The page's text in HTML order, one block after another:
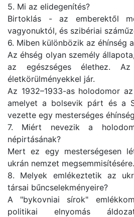
5. Mi az elidegenítés?
Birtoklás - az emberektől
vagyonuktól, és szibériai
6. Miben különbözik az éhínség
Az éhség olyan személy
az egészséges élethez.
életkörülményekkel jár.
Az 1932–1933-as holodomor
amelyet a bolsevik párt és a
vezette egy mesterséges
7. Miért nevezik a
népirtásának?
Mert ez egy mesterségesen
ukrán nemzet megsemmisítésére.
8. Melyek emlékeztetik az
társai bűncselekményeire?
A "bykovniai sírok"
politikai elnyomás